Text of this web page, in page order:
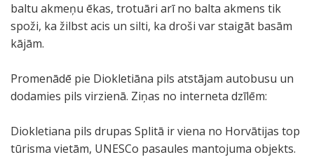
baltu akmeņu ēkas, trotuāri arī no balta akmens tik
spoži, ka žilbst acis un silti, ka droši var staigāt basām
kājām.
Promenādē pie Diokletiāna pils atstājam autobusu un
dodamies pils virzienā. Ziņas no interneta dzīlēm:
Diokletiana pils drupas Splitā ir viena no Horvātijas top
tūrisma vietām, UNESCo pasaules mantojuma objekts.